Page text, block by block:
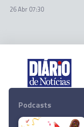
26 Abr 07:30
Podcasts